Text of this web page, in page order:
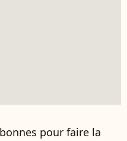
pour faire la